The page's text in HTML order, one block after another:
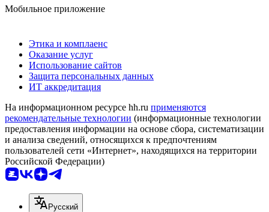
Мобильное приложение
Этика и комплаенс
Оказание услуг
Использование сайтов
Защита персональных данных
ИТ аккредитация
На информационном ресурсе hh.ru применяются
рекомендательные технологии (информационные технологии
предоставления информации на основе сбора, систематизации
и анализа сведений, относящихся к предпочтениям
пользователей сети «Интернет», находящихся на территории
Российской Федерации)
Русский